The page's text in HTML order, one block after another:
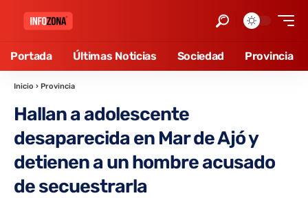
Portada Últimas Noticias Sociedad Provincia
Inicio › Provincia
Hallan a adolescente
desaparecida en Mar de Ajó y
detienen a un hombre acusado
de secuestrarla